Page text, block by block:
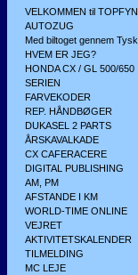
VELKOMMEN til TOPFYN
AUTOZUG
Med biltoget gennem
HVEM ER JEG?
HONDA CX / GL 500/650
SERIEN
FARVEKODER
REP. HÅNDBØGER
DUKASEL 2 PARTS
ÅRSKAVALKADE
CX CAFERACERE
DIGITAL PUBLISHING
AM, PM
AFSTANDE I KM
WORLD-TIME ONLINE
VEJRET
AKTIVITETSKALENDER
TILMELDING
MC LEJE